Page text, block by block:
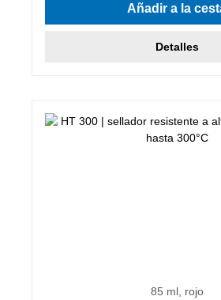
Añadir a la
Detalles
85 ml, rojo